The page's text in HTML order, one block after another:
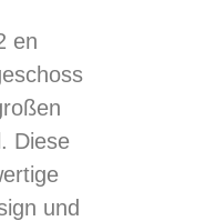
en
Diese
und